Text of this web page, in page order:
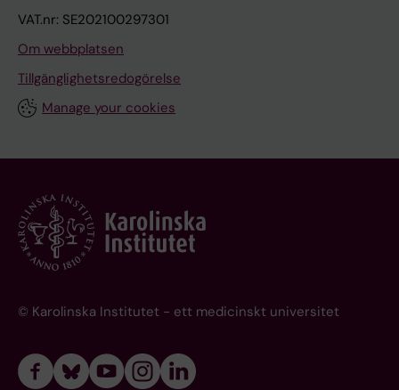
VAT.nr: SE202100297301
Om webbplatsen
Tillgänglighetsredogörelse
Manage your cookies
© Karolinska Institutet - ett medicinskt universitet